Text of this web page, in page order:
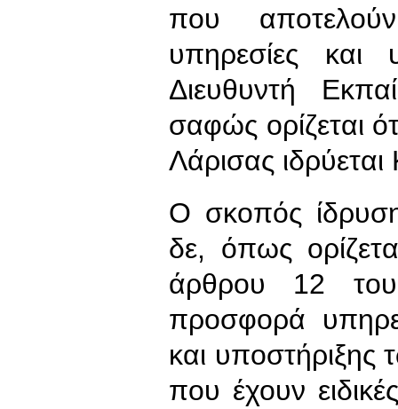
που
υπηρεσίες και
Διευθυντή
σαφώς ορίζεται
Λάρισας
Ο σκοπός
δε, όπως
άρθρου 12
προσφορά
και υποστήριξης
που έχουν